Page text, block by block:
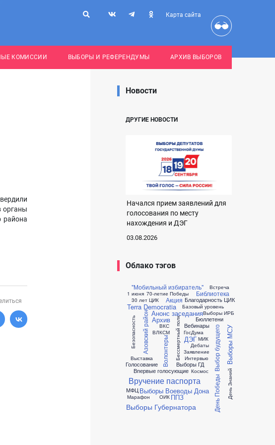
Карта сайта
КОМИССИИ ВЫБОРЫ И РЕФЕРЕНДУМЫ АРХИВ ВЫБОРОВ
органы
района
Новости
ДРУГИЕ НОВОСТИ
Начался прием заявлений для
голосования по месту
нахождения и ДЭГ
03.08.2026
Облако тэгов
"Мобильный избиратель"
1 июня
30 лет ЦИК
70-летие Победы
Terra Democratia
Азовский район
Акция
Анонс заседания
Архив
Базовый уровень
Безопасность Бессмертный полк
Библиотека
Благодарность ЦИК
Бюллетени
ВКС
ВЛКСМ
Вебинары
Волонтеры
Впервые голосующие
Вручение паспорта
Встреча
Выбор будущего
Выборы
Выборы Воеводы Дона
Выборы ГД
Выборы Губернатора
Выборы МСУ
Выставка
Голосование
ГосДума
ДЭГ
Дебаты
День Знаний
День Победы
Заявление
ИРБ
Интервью
Космос
МИК
МФЦ
Марафон ОИК ППЗ